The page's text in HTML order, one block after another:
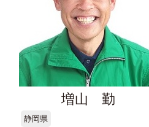
増山 勤
静岡県